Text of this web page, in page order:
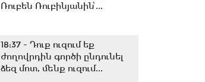
Ռուբեն Ռուբինյանին՝...
18:37 - Դուք ուզում եք
ժողովրդին գործի ընդունել
ձեզ մոտ, մենք ուզում...